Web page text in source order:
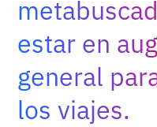
estar en
general
los viajes.